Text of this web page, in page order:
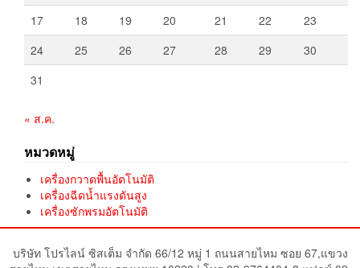
17
18 19 20 21 22
23
24
25 26 27 28 29
30
31
« ส.ค.
หมวดหมู่
เครื่องกวาดพื้นอัตโนมัติ
เครื่องฉีดน้ำแรงดันสูง
เครื่องซักพรมอัตโนมัติ
บริษัท โปรไลน์ ซิสเต็ม จำกัด 66/12 หมู่ 1 ถนนสายไหม ซอย 67,แขวง